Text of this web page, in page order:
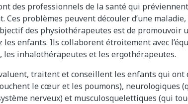
des professionnels de la santé qui
Ces problèmes peuvent découler d’une maladie,
des physiothérapeutes est de promouvoir
les enfants. Ils collaborent étroitement avec
les inhalothérapeutes et les ergothérapeutes.
traitent et conseillent les enfants qui ont
le cœur et les poumons), neurologiques
nerveux) et musculosquelettiques (qui